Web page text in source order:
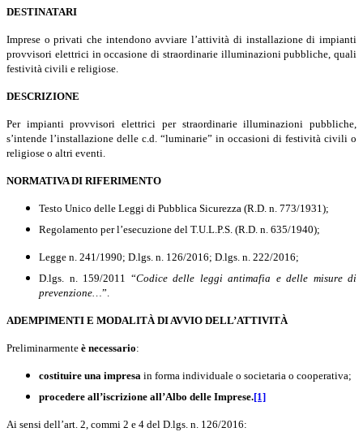
DESTINATARI
Imprese o privati che intendono avviare l’attività di installazione di impianti
provvisori elettrici in occasione di straordinarie illuminazioni pubbliche, quali
festività civili e religiose.
DESCRIZIONE
Per impianti provvisori elettrici per straordinarie illuminazioni pubbliche,
s’intende l’installazione delle c.d. “luminarie” in occasioni di festività civili o
religiose o altri eventi.
NORMATIVA DI RIFERIMENTO
Testo Unico delle Leggi di Pubblica Sicurezza (R.D. n. 773/1931);
Regolamento per l’esecuzione del T.U.L.P.S. (R.D. n. 635/1940);
Legge n. 241/1990; D.lgs. n. 126/2016; D.lgs. n. 222/2016;
D.lgs. n. 159/2011 “Codice delle leggi antimafia e delle misure di
prevenzione…”.
ADEMPIMENTI E MODALITÀ DI AVVIO DELL’ATTIVITÀ
Preliminarmente è necessario:
costituire una impresa in forma individuale o societaria o cooperativa;
procedere all’iscrizione all’Albo delle Imprese.[1]
Ai sensi dell’art. 2, commi 2 e 4 del D.lgs. n. 126/2016: